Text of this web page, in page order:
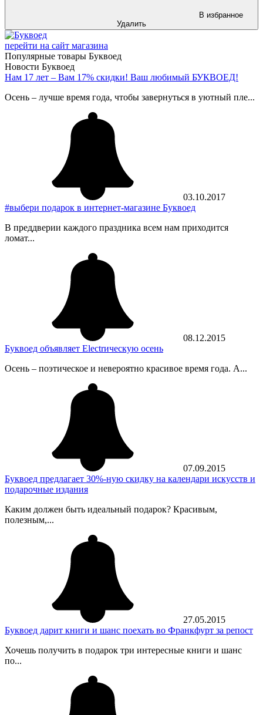
В избранное
Удалить
перейти на сайт магазина
Популярные товары Буквоед
Новости Буквоед
Нам 17 лет – Вам 17% скидки! Ваш любимый БУКВОЕД!
Осень – лучше время года, чтобы завернуться в уютный пле...
03.10.2017
#выбери подарок в интернет-магазине Буквоед
В преддверии каждого праздника всем нам приходится
ломат...
08.12.2015
Буквоед объявляет Electrическую осень
Осень – поэтическое и невероятно красивое время года. А...
07.09.2015
Буквоед предлагает 30%-ную скидку на календари искусств и
подарочные издания
Каким должен быть идеальный подарок? Красивым,
полезным,...
27.05.2015
Буквоед дарит книги и шанс поехать во Франкфурт за репост
Хочешь получить в подарок три интересные книги и шанс
по...